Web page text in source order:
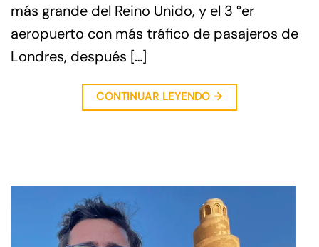
más grande del Reino Unido, y el 3 °er
aeropuerto con más tráfico de pasajeros de
Londres, después […]
CONTINUAR LEYENDO→